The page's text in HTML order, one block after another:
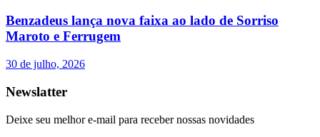
Benzadeus lança nova faixa ao lado de Sorriso
Maroto e Ferrugem
30 de julho, 2026
Newslatter
Deixe seu melhor e-mail para receber nossas novidades